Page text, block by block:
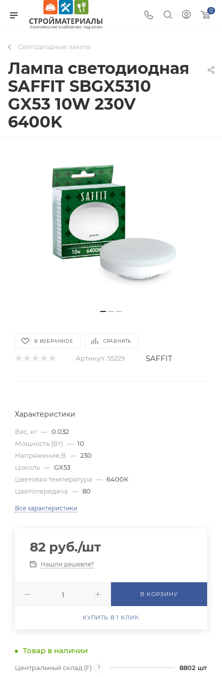
0
Светодиодные лампы
Лампа светодиодная
SAFFIT SBGX5310
GX53 10W 230V
6400K
В ИЗБРАННОЕ СРАВНИТЬ
Артикул: 55229 SAFFIT
Характеристики
Вес, кг — 0.032
Мощность (Вт) — 10
Напряжение,В — 230
Цоколь — GX53
Цветовая температура — 6400К
Цветопередача — 80
Все характеристики
82 руб./шт
Нашли дешевле?
В КОРЗИНУ
КУПИТЬ В 1 КЛИК
Товар в наличии
Центральный склад (F) ? 8802 шт